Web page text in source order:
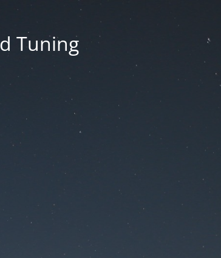
Tuning